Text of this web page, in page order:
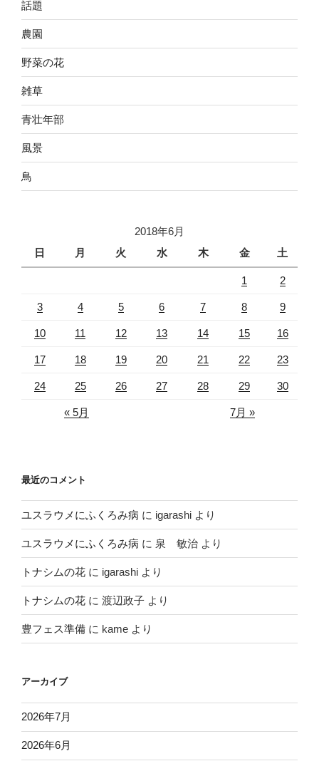
話題
農園
野菜の花
雑草
青壮年部
風景
鳥
2018年6月
日
月 火 水 木 金 土
1 2
3 4 5 6 7 8 9
10 11 12 13 14 15 16
17 18 19 20 21 22 23
24 25 26 27 28 29 30
« 5月 7月 »
最近のコメント
ユスラウメにふくろみ病 に igarashi より
ユスラウメにふくろみ病 に 泉 敏治 より
トナシムの花 に igarashi より
トナシムの花 に 渡辺政子 より
豊フェス準備 に kame より
アーカイブ
2026年7月
2026年6月